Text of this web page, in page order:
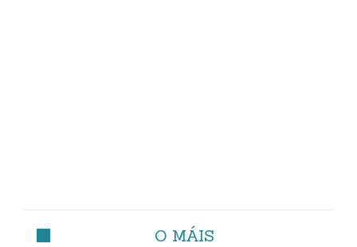
O MÁIS